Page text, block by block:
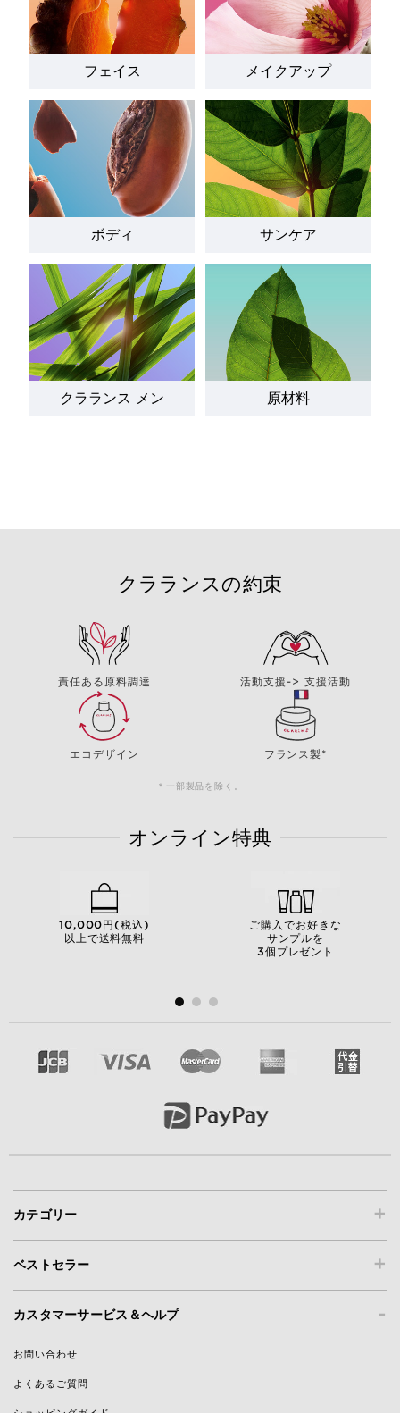
フェイス メイクアップ
ボディ サンケア
クラランス メン 原材料
クラランスの約束
責任ある原料調達 活動支援-> 支援活動
エコデザイン フランス製*
＊一部製品を除く。
オンライン特典
10,000円(税込)
以上で送料無料
ご購入でお好きな
サンプルを
3個プレゼント
+
カテゴリー
+
ベストセラー
-
カスタマーサービス＆ヘルプ
お問い合わせ
よくあるご質問